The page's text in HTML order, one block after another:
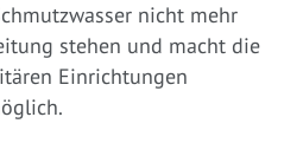
nicht mehr
stehen und macht die
Einrichtungen